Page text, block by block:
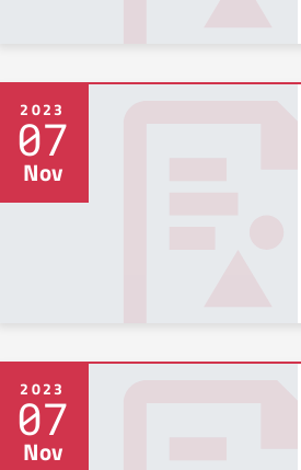
2023
07
Nov
2023
07
Nov